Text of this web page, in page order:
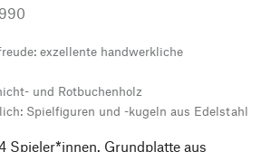
exzellente handwerkliche
und Rotbuchenholz
Spielfiguren und -kugeln aus Edelstahl
Spieler*innen. Grundplatte aus